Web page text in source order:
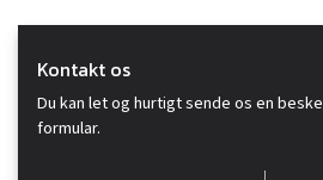
Kontakt os
Du kan let og hurtigt sende os en
formular.